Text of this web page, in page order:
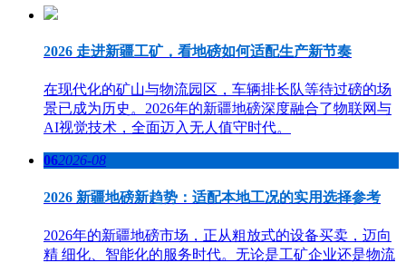
2026 走进新疆工矿，看地磅如何适配生产新节奏
在现代化的矿山与物流园区，车辆排长队等待过磅的场
景已成为历史。2026年的新疆地磅深度融合了物联网与
AI视觉技术，全面迈入无人值守时代。
062026-08
2026 新疆地磅新趋势：适配本地工况的实用选择参考
2026年的新疆地磅市场，正从粗放式的设备买卖，迈向
精 细化、智能化的服务时代。无论是工矿企业还是物流